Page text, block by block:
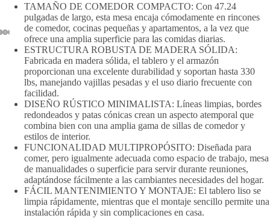
TAMAÑO DE COMEDOR COMPACTO: Con 47.24
pulgadas de largo, esta mesa encaja cómodamente en rincones
de comedor, cocinas pequeñas y apartamentos, a la vez que
ofrece una amplia superficie para las comidas diarias.
ESTRUCTURA ROBUSTA DE MADERA SÓLIDA:
Fabricada en madera sólida, el tablero y el armazón
proporcionan una excelente durabilidad y soportan hasta 330
lbs, manejando vajillas pesadas y el uso diario frecuente con
facilidad.
DISEÑO RÚSTICO MINIMALISTA: Líneas limpias, bordes
redondeados y patas cónicas crean un aspecto atemporal que
combina bien con una amplia gama de sillas de comedor y
estilos de interior.
FUNCIONALIDAD MULTIPROPÓSITO: Diseñada para
comer, pero igualmente adecuada como espacio de trabajo, mesa
de manualidades o superficie para servir durante reuniones,
adaptándose fácilmente a las cambiantes necesidades del hogar.
FÁCIL MANTENIMIENTO Y MONTAJE: El tablero liso se
limpia rápidamente, mientras que el montaje sencillo permite una
instalación rápida y sin complicaciones en casa.